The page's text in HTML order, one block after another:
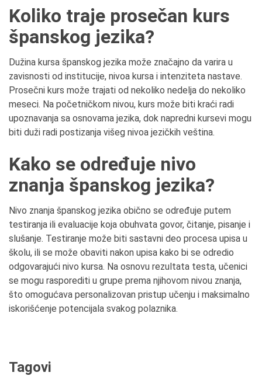
Koliko traje prosečan kurs
španskog jezika?
Dužina kursa španskog jezika može značajno da varira u
zavisnosti od institucije, nivoa kursa i intenziteta nastave.
Prosečni kurs može trajati od nekoliko nedelja do nekoliko
meseci. Na početničkom nivou, kurs može biti kraći radi
upoznavanja sa osnovama jezika, dok napredni kursevi mogu
biti duži radi postizanja višeg nivoa jezičkih veština.
Kako se određuje nivo
znanja španskog jezika?
Nivo znanja španskog jezika obično se određuje putem
testiranja ili evaluacije koja obuhvata govor, čitanje, pisanje i
slušanje. Testiranje može biti sastavni deo procesa upisa u
školu, ili se može obaviti nakon upisa kako bi se odredio
odgovarajući nivo kursa. Na osnovu rezultata testa, učenici
se mogu rasporediti u grupe prema njihovom nivou znanja,
što omogućava personalizovan pristup učenju i maksimalno
iskorišćenje potencijala svakog polaznika.
Tagovi